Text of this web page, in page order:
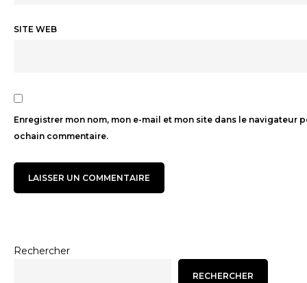
SITE WEB
Enregistrer mon nom, mon e-mail et mon site dans le navigateur
ochain commentaire.
Rechercher
RECHERCHER